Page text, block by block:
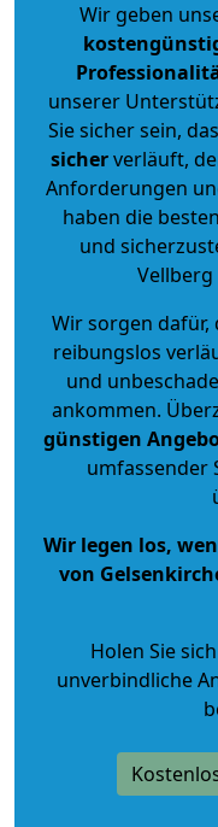
Wir geben
unserer
Sie sicher sein,
sicherverläuft,
Anforderungen
haben die
und
Wir sorgen dafür,
reibungslos
und
ankommen.
günstigen
umfassender
Wir legen los,
von
Holen Sie
unverbindliche